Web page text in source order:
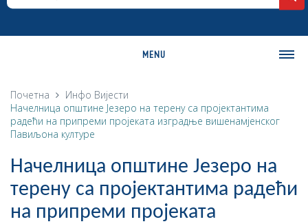
MENU
О ОПШТИНИ
Историја
Насељена мјеста
Занимљивости
Почетна Инфо Вијести
Начелница општине Језеро на терену са пројектантима
радећи на припреми пројеката изградње вишенамјенског
Павиљона културе
Начелница општине Језеро на
терену са пројектантима радећи
на припреми пројеката